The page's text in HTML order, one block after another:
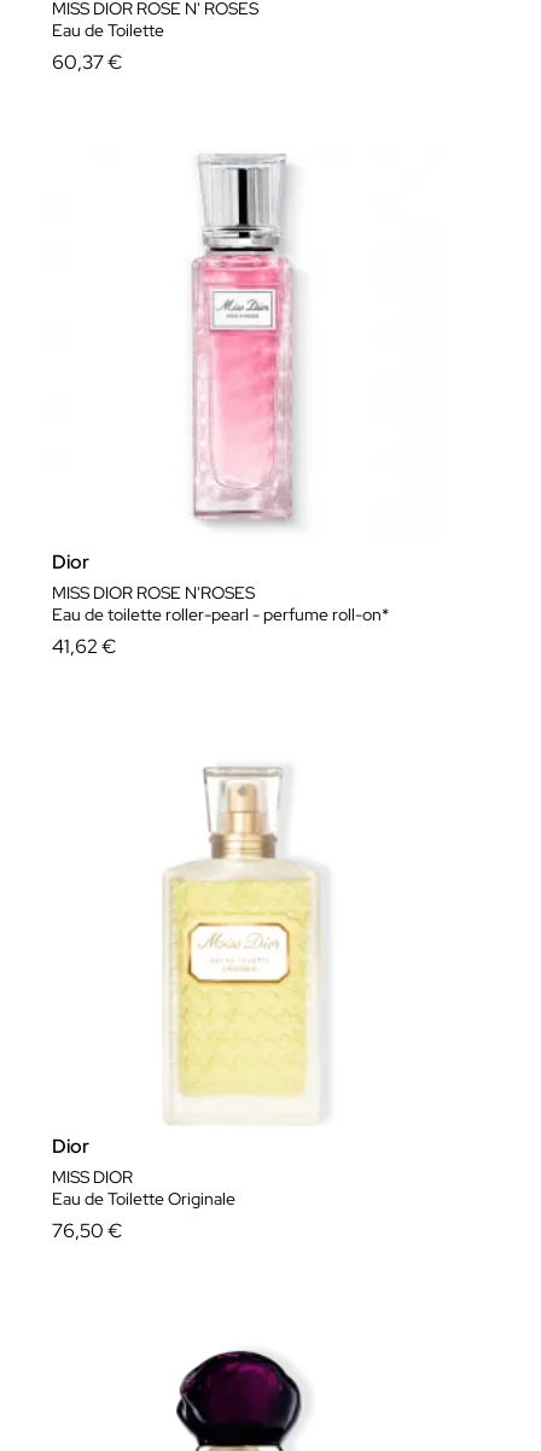
MISS DIOR ROSE N' ROSES
Eau de Toilette
60,37 €
Dior
MISS DIOR ROSE N'ROSES
Eau de toilette roller-pearl - perfume roll-on*
41,62 €
Dior
MISS DIOR
Eau de Toilette Originale
76,50 €